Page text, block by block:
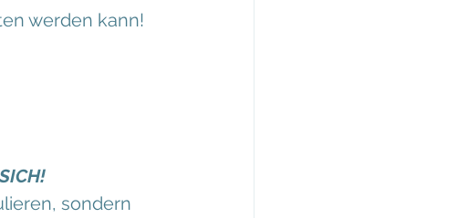
werden kann!
sondern